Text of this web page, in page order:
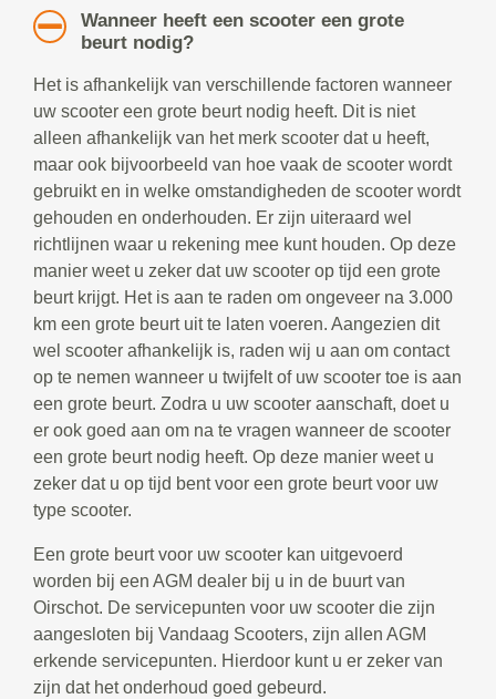
Wanneer heeft een scooter een grote
beurt nodig?
Het is afhankelijk van verschillende factoren wanneer
uw scooter een grote beurt nodig heeft. Dit is niet
alleen afhankelijk van het merk scooter dat u heeft,
maar ook bijvoorbeeld van hoe vaak de scooter wordt
gebruikt en in welke omstandigheden de scooter wordt
gehouden en onderhouden. Er zijn uiteraard wel
richtlijnen waar u rekening mee kunt houden. Op deze
manier weet u zeker dat uw scooter op tijd een grote
beurt krijgt. Het is aan te raden om ongeveer na 3.000
km een grote beurt uit te laten voeren. Aangezien dit
wel scooter afhankelijk is, raden wij u aan om contact
op te nemen wanneer u twijfelt of uw scooter toe is aan
een grote beurt. Zodra u uw scooter aanschaft, doet u
er ook goed aan om na te vragen wanneer de scooter
een grote beurt nodig heeft. Op deze manier weet u
zeker dat u op tijd bent voor een grote beurt voor uw
type scooter.
Een grote beurt voor uw scooter kan uitgevoerd
worden bij een AGM dealer bij u in de buurt van
Oirschot. De servicepunten voor uw scooter die zijn
aangesloten bij Vandaag Scooters, zijn allen AGM
erkende servicepunten. Hierdoor kunt u er zeker van
zijn dat het onderhoud goed gebeurd.